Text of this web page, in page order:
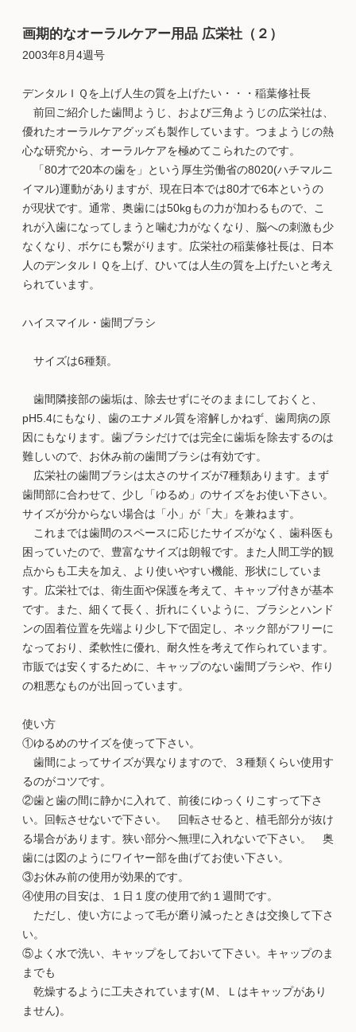
画期的なオーラルケアー用品 広栄社（２）
2003年8月4週号
デンタルＩＱを上げ人生の質を上げたい・・・稲葉修社長
前回ご紹介した歯間ようじ、および三角ようじの広栄社は、
優れたオーラルケアグッズも製作しています。つまようじの熱
心な研究から、オーラルケアを極めてこられたのです。
「80才で20本の歯を」という厚生労働省の8020(ハチマルニ
イマル)運動がありますが、現在日本では80才で6本というの
が現状です。通常、奥歯には50kgもの力が加わるもので、こ
れが入歯になってしまうと噛む力がなくなり、脳への刺激も少
なくなり、ボケにも繋がります。広栄社の稲葉修社長は、日本
人のデンタルＩＱを上げ、ひいては人生の質を上げたいと考え
られています。
ハイスマイル・歯間ブラシ
サイズは6種類。
歯間隣接部の歯垢は、除去せずにそのままにしておくと、
pH5.4にもなり、歯のエナメル質を溶解しかねず、歯周病の原
因にもなります。歯ブラシだけでは完全に歯垢を除去するのは
難しいので、お休み前の歯間ブラシは有効です。
広栄社の歯間ブラシは太さのサイズが7種類あります。まず
歯間部に合わせて、少し「ゆるめ」のサイズをお使い下さい。
サイズが分からない場合は「小」が「大」を兼ねます。
これまでは歯間のスペースに応じたサイズがなく、歯科医も
困っていたので、豊富なサイズは朗報です。また人間工学的観
点からも工夫を加え、より使いやすい機能、形状にしていま
す。広栄社では、衛生面や保護を考えて、キャップ付きが基本
です。また、細くて長く、折れにくいように、ブラシとハンド
ンの固着位置を先端より少し下で固定し、ネック部がフリーに
なっており、柔軟性に優れ、耐久性を考えて作られています。
市販では安くするために、キャップのない歯間ブラシや、作り
の粗悪なものが出回っています。
使い方
①ゆるめのサイズを使って下さい。
歯間によってサイズが異なりますので、３種類くらい使用す
るのがコツです。
②歯と歯の間に静かに入れて、前後にゆっくりこすって下さ
い。回転させないで下さい。 回転させると、植毛部分が抜け
る場合があります。狭い部分へ無理に入れないで下さい。 奥
歯には図のようにワイヤー部を曲げてお使い下さい。
③お休み前の使用が効果的です。
④使用の目安は、１日１度の使用で約１週間です。
ただし、使い方によって毛が磨り減ったときは交換して下さ
い。
⑤よく水で洗い、キャップをしておいて下さい。キャップのま
までも
乾燥するように工夫されています(Ｍ、Ｌはキャップがあり
ません)。